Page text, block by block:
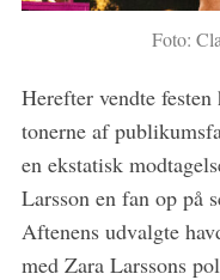
Foto:
Herefter vendte
tonerne af
en ekstatisk
Larsson en fan op på
Aftenens udvalgte
med Zara Larssons